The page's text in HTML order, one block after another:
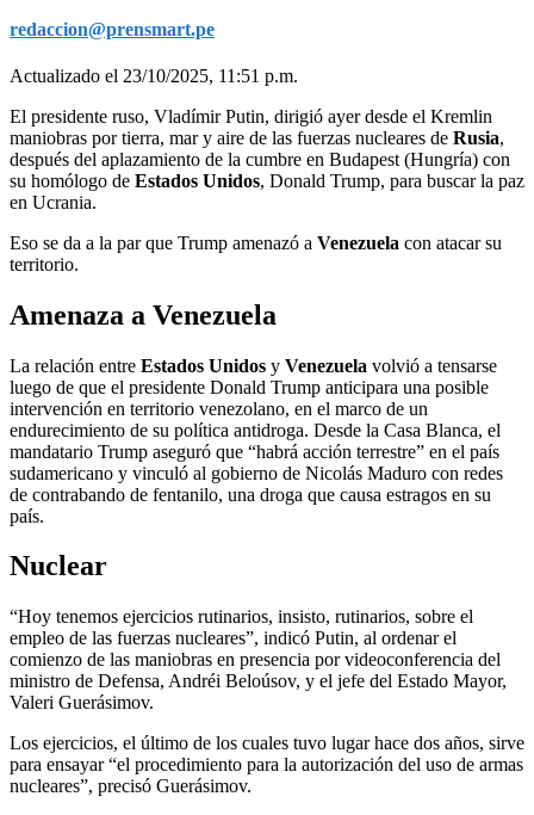
redaccion@prensmart.pe
Actualizado el 23/10/2025, 11:51 p.m.
El presidente ruso, Vladímir Putin, dirigió ayer desde el Kremlin
maniobras por tierra, mar y aire de las fuerzas nucleares de Rusia,
después del aplazamiento de la cumbre en Budapest (Hungría) con
su homólogo de Estados Unidos, Donald Trump, para buscar la paz
en Ucrania.
Eso se da a la par que Trump amenazó a Venezuela con atacar su
territorio.
Amenaza a Venezuela
La relación entre Estados Unidos y Venezuela volvió a tensarse
luego de que el presidente Donald Trump anticipara una posible
intervención en territorio venezolano, en el marco de un
endurecimiento de su política antidroga. Desde la Casa Blanca, el
mandatario Trump aseguró que “habrá acción terrestre” en el país
sudamericano y vinculó al gobierno de Nicolás Maduro con redes
de contrabando de fentanilo, una droga que causa estragos en su
país.
Nuclear
“Hoy tenemos ejercicios rutinarios, insisto, rutinarios, sobre el
empleo de las fuerzas nucleares”, indicó Putin, al ordenar el
comienzo de las maniobras en presencia por videoconferencia del
ministro de Defensa, Andréi Beloúsov, y el jefe del Estado Mayor,
Valeri Guerásimov.
Los ejercicios, el último de los cuales tuvo lugar hace dos años, sirve
para ensayar “el procedimiento para la autorización del uso de armas
nucleares”, precisó Guerásimov.